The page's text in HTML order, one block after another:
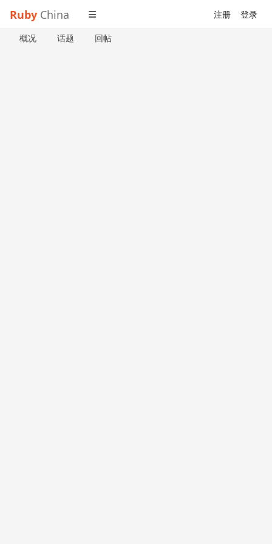
Ruby China 注册 登录
概况 话题 回帖